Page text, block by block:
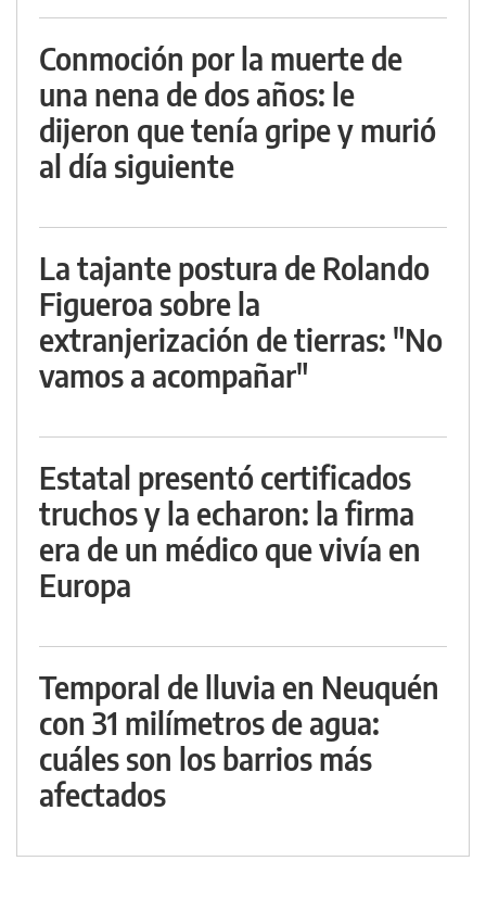
Conmoción por la muerte de
una nena de dos años: le
dijeron que tenía gripe y murió
al día siguiente
La tajante postura de Rolando
Figueroa sobre la
extranjerización de tierras: "No
vamos a acompañar"
Estatal presentó certificados
truchos y la echaron: la firma
era de un médico que vivía en
Europa
Temporal de lluvia en Neuquén
con 31 milímetros de agua:
cuáles son los barrios más
afectados